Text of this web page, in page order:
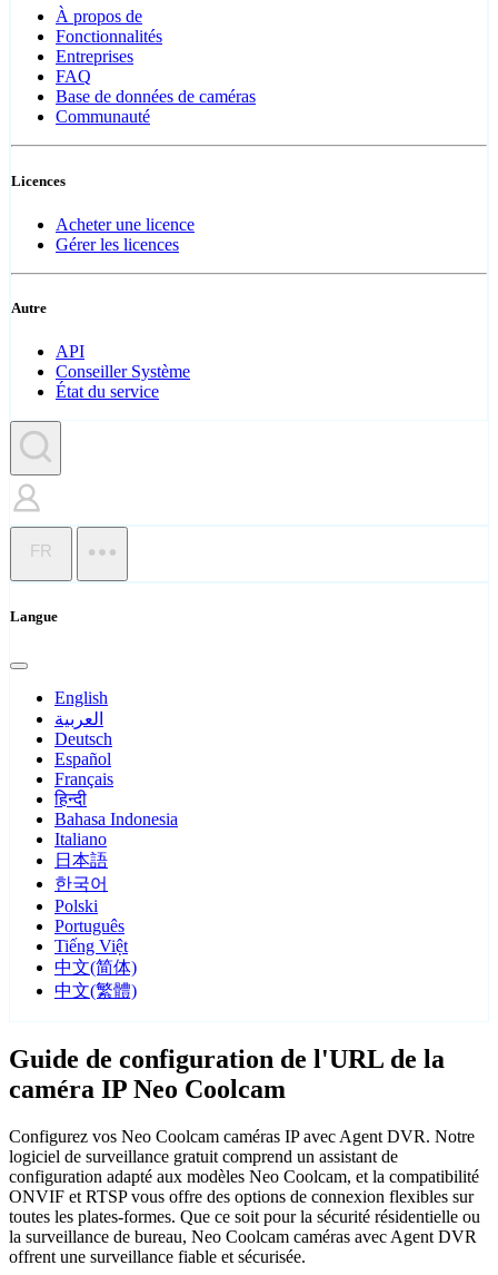
À propos de
Fonctionnalités
Entreprises
FAQ
Base de données de caméras
Communauté
Licences
Acheter une licence
Gérer les licences
Autre
API
Conseiller Système
État du service
FR
Langue
English
العربية
Deutsch
Español
Français
हिन्दी
Bahasa Indonesia
Italiano
日本語
한국어
Polski
Português
Tiếng Việt
中文(简体)
中文(繁體)
Guide de configuration de l'URL de la
caméra IP Neo Coolcam
Configurez vos Neo Coolcam caméras IP avec Agent DVR. Notre
logiciel de surveillance gratuit comprend un assistant de
configuration adapté aux modèles Neo Coolcam, et la compatibilité
ONVIF et RTSP vous offre des options de connexion flexibles sur
toutes les plates-formes. Que ce soit pour la sécurité résidentielle ou
la surveillance de bureau, Neo Coolcam caméras avec Agent DVR
offrent une surveillance fiable et sécurisée.